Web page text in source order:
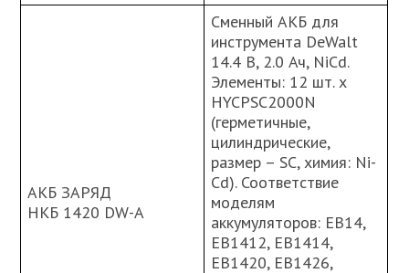
АКБ ЗАРЯД
НКБ 1420 DW-A
Сменный АКБ для
инструмента DeWalt
14.4 В, 2.0 Ач, NiCd.
Элементы: 12 шт. х
HYCPSC2000N
(герметичные,
цилиндрические,
размер – SC, химия: Ni-
Cd). Соответствие
моделям
аккумуляторов: EB14,
EB1412, EB1414,
EB1420, EB1426,